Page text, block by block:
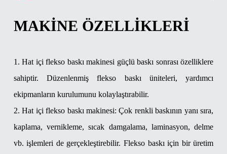
MAKINE ÖZELLIKLERI
1. Hat içi flekso baskı makinesi güçlü baskı sonrası özelliklere
sahiptir. Düzenlenmiş flekso baskı üniteleri, yardımcı
ekipmanların kurulumunu kolaylaştırabilir.
2. Hat içi flekso baskı makinesi: Çok renkli baskının yanı sıra,
kaplama, vernikleme, sıcak damgalama, laminasyon, delme
vb. işlemleri de gerçekleştirebilir. Flekso baskı için bir üretim